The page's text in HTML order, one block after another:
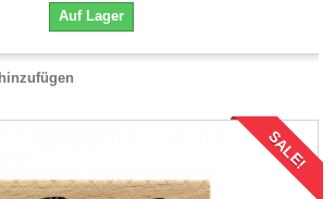
Auf Lager
SALE!